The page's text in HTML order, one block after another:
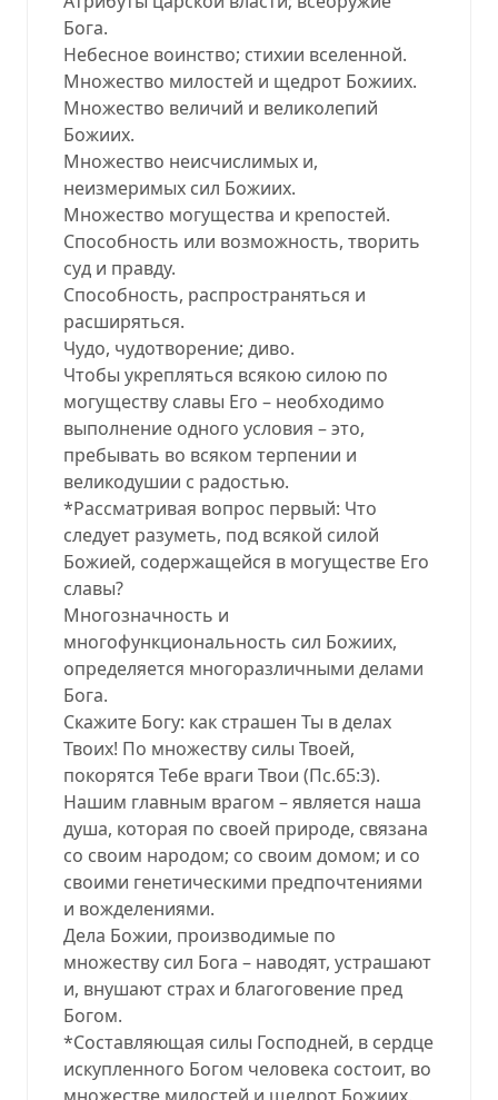
Бога.
Небесное воинство; стихии вселенной.
Множество милостей и щедрот Божиих.
Множество величий и великолепий
Божиих.
Множество неисчислимых и,
неизмеримых сил Божиих.
Множество могущества и крепостей.
Способность или возможность, творить
суд и правду.
Способность, распространяться и
расширяться.
Чудо, чудотворение; диво.
Чтобы укрепляться всякою силою по
могуществу славы Его – необходимо
выполнение одного условия – это,
пребывать во всяком терпении и
великодушии с радостью.
*Рассматривая вопрос первый: Что
следует разуметь, под всякой силой
Божией, содержащейся в могуществе Его
славы?
Многозначность и
многофункциональность сил Божиих,
определяется многоразличными делами
Бога.
Скажите Богу: как страшен Ты в делах
Твоих! По множеству силы Твоей,
покорятся Тебе враги Твои (Пс.65:3).
Нашим главным врагом – является наша
душа, которая по своей природе, связана
со своим народом; со своим домом; и со
своими генетическими предпочтениями
и вожделениями.
Дела Божии, производимые по
множеству сил Бога – наводят, устрашают
и, внушают страх и благоговение пред
Богом.
*Составляющая силы Господней, в сердце
искупленного Богом человека состоит, во